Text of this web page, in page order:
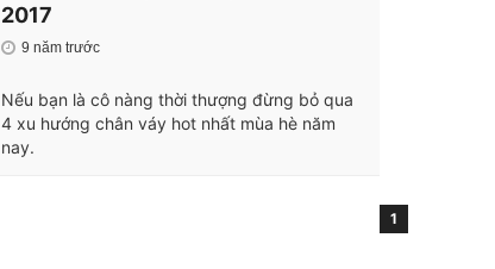
2017
9 năm trước
Nếu bạn là cô nàng thời thượng đừng bỏ qua
4 xu hướng chân váy hot nhất mùa hè năm
nay.
1